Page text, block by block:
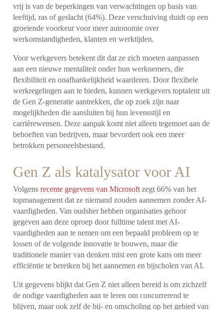
vrij is van de beperkingen van verwachtingen op basis van
leeftijd, ras of geslacht (64%). Deze verschuiving duidt op een
groeiende voorkeur voor meer autonomie over
werkomstandigheden, klanten en werktijden.
Voor werkgevers betekent dit dat ze zich moeten aanpassen
aan een nieuwe mentaliteit onder hun werknemers, die
flexibiliteit en onafhankelijkheid waarderen. Door flexibele
werkregelingen aan te bieden, kunnen werkgevers toptalent uit
de Gen Z-generatie aantrekken, die op zoek zijn naar
mogelijkheden die aansluiten bij hun levensstijl en
carrièrewensen. Deze aanpak komt niet alleen tegemoet aan de
behoeften van bedrijven, maar bevordert ook een meer
betrokken personeelsbestand.
Gen Z als katalysator voor AI
Volgensrecente gegevens van Microsoft zegt 66% van het
topmanagement dat ze niemand zouden aannemen zonder AI-
vaardigheden. Van oudsher hebben organisaties gehoor
gegeven aan deze oproep door fulltime talent met AI-
vaardigheden aan te nemen om een bepaald probleem op te
lossen of de volgende innovatie te bouwen, maar die
traditionele manier van denken mist een grote kans om meer
efficiëntie te bereiken bij het aannemen en bijscholen van AI.
Uit gegevens blijkt dat Gen Z niet alleen bereid is om zichzelf
de nodige vaardigheden aan te leren om concurrerend te
blijven, maar ook zelf de bij- en omscholing op het gebied van